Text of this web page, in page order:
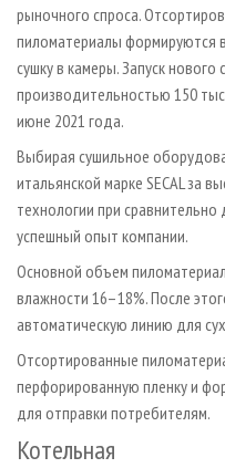
рыночного спроса.
пиломатериалы формируются
сушку в камеры. Запуск
производительностью 150
июне 2021 года.
Выбирая сушильное
итальянской марке SECAL за
технологии при
успешный опыт компании.
Основной объем
влажности 16–18%. После
автоматическую линию для
Отсортированные
перфорированную пленку и
для отправки потребителям.
Котельная